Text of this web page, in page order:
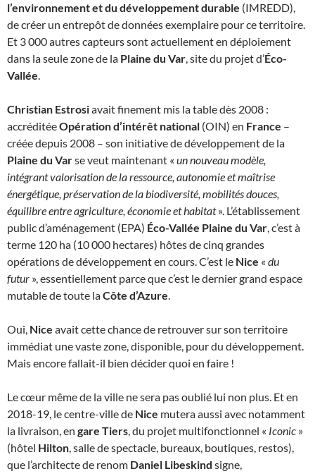
l’environnement et du développement durable (IMREDD),
de créer un entrepôt de données exemplaire pour ce territoire.
Et 3 000 autres capteurs sont actuellement en déploiement
dans la seule zone de la Plaine du Var, site du projet d’Éco-
Vallée.
Christian Estrosiavait finement mis la table dès 2008 :
accréditéeOpération d’intérêt national (OIN) en France –
créée depuis 2008 – son initiative de développement de la
Plaine du Varse veut maintenant « un nouveau modèle,
intégrant valorisation de la ressource, autonomie et maîtrise
énergétique, préservation de la biodiversité, mobilités douces,
équilibre entre agriculture, économie et habitat». L’établissement
public d’aménagement (EPA) Éco-Vallée Plaine du Var, c’est à
terme 120 ha (10 000 hectares) hôtes de cinq grandes
opérations de développement en cours. C’est le Nice « du
futur », essentiellement parce que c’est le dernier grand espace
mutable de toute laCôte d’Azure.
Oui, Nice avait cette chance de retrouver sur son territoire
immédiat une vaste zone, disponible, pour du développement.
Mais encore fallait-il bien décider quoi en faire !
Le cœur même de la ville ne sera pas oublié lui non plus. Et en
2018-19, le centre-ville de Nice mutera aussi avec notamment
la livraison, en gare Tiers, du projet multifonctionnel « Iconic »
(hôtel Hilton, salle de spectacle, bureaux, boutiques, restos),
que l’architecte de renom Daniel Libeskind signe,